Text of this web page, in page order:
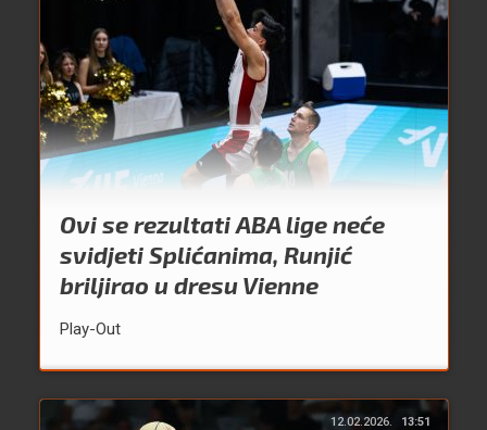
Ovi se rezultati ABA lige neće
svidjeti Splićanima, Runjić
briljirao u dresu Vienne
Play-Out
12.02.2026. 13:51